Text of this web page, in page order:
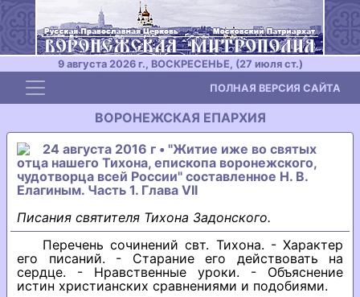
9 августа 2026 г., ВОСКРЕСЕНЬЕ, (27 июля ст.)
Toggle navigation ПОЛНАЯ ВЕРСИЯ САЙТА
ВОРОНЕЖСКАЯ ЕПАРХИЯ
24 августа 2016 г • "Житие иже во святых
отца нашего Тихона, епископа воронежского,
чудотворца всей России" составленное Н. В.
Елагиным. Часть 1. Глава VII
Писания святителя Тихона Задонского.
Перечень сочинений свт. Тихона. - Характер
его писаний. - Старание его действовать на
сердце. - Нравственные уроки. - Объяснение
истин христианских сравнениями и подобиями.